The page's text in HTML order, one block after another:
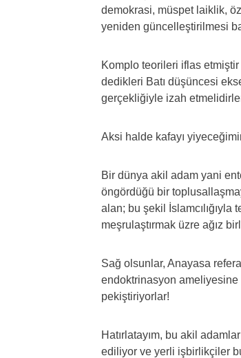
demokrasi, müspet laiklik,
yeniden güncelleştirilmesi
Komplo teorileri iflas
dedikleri Batı düşüncesi
gerçekliğiyle izah
Aksi halde kafayı
Bir dünya akil adam yani
öngördüğü bir
alan; bu şekil
meşrulaştırmak üzre ağız
Sağ olsunlar, Anayasa
endoktrinasyon
pekiştiriyorlar!
Hatırlatayım, bu akil
ediliyor ve yerli işbirlikçiler